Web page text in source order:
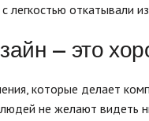
легкостью откатывали
– это
которые делает
не желают видеть